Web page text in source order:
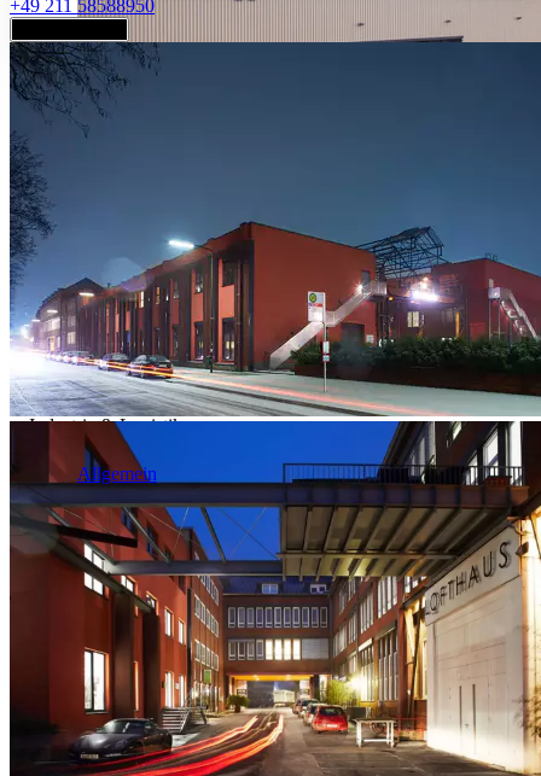
Industrie & Logistik
Allgemein
+49 211 58588950